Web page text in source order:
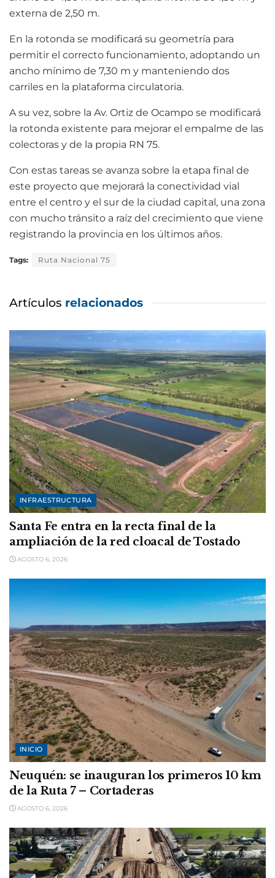
externa de 2,50 m.
En la rotonda se modificará su geometría para
permitir el correcto funcionamiento, adoptando un
ancho mínimo de 7,30 m y manteniendo dos
carriles en la plataforma circulatoria.
A su vez, sobre la Av. Ortiz de Ocampo se modificará
la rotonda existente para mejorar el empalme de las
colectoras y de la propia RN 75.
Con estas tareas se avanza sobre la etapa final de
este proyecto que mejorará la conectividad vial
entre el centro y el sur de la ciudad capital, una zona
con mucho tránsito a raíz del crecimiento que viene
registrando la provincia en los últimos años.
Tags: Ruta Nacional 75
Artículos relacionados
INFRAESTRUCTURA
Santa Fe entra en la recta final de la
ampliación de la red cloacal de Tostado
AGOSTO 6, 2026
INICIO
Neuquén: se inauguran los primeros 10 km
de la Ruta 7 – Cortaderas
AGOSTO 6, 2026